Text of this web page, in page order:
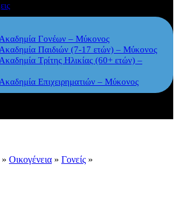
Γονέων – Μύκονος
Παιδιών (7-17 ετών) – Μύκονος
Τρίτης Ηλικίας (60+ ετών) –
Επιχειρηματιών – Μύκονος
» Οικογένεια » Γονείς »